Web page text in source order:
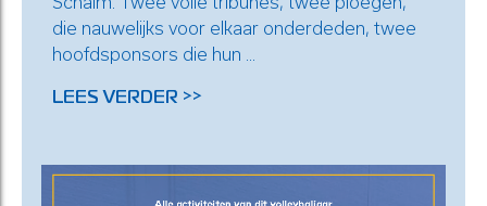
die nauwelijks voor elkaar onderdeden, twee
hoofdsponsors die hun ...
LEES VERDER >>